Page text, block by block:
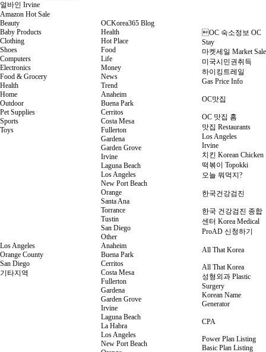
얼바인 Irvine
Amazon Hot Sale
Beauty
Baby Products
Clothing
Shoes
Computers
Electronics
Food & Grocery
Health
Home
Outdoor
Pet Supplies
Sports
Toys
OCKorea365 Blog
Health
Hot Place
Food
Life
Money
News
Trend
OC 숙소정보 OC
Stay
Anaheim
Buena Park
Cerritos
Costa Mesa
Fullerton
Gardena
Garden Grove
Irvine
Laguna Beach
Los Angeles
New Port Beach
Orange
Santa Ana
Torrance
Tustin
San Diego
Other
마켓세일 Market Sale
미국시민권취득
하이킹트레일
Los Angeles
Orange County
San Diego
기타지역
Gas Price Info
OC맛집
OC 맛집 홈
맛집 Restaurants
Anaheim
Buena Park
Cerritos
Costa Mesa
Fullerton
Gardena
Garden Grove
Irvine
Laguna Beach
La Habra
Los Angeles
New Port Beach
Los Angeles
Irvine
치킨 Korean Chicken
떡볶이 Topokki
오늘 뭐먹지?
한국건강검진
한국 건강검진 종합
센터 Korea Medical
ProAD 신청하기
All That Korea
All That Korea
성형외과 Plastic
Surgery
Korean Name
Generator
CPA
Power Plan Listing
Basic Plan Listing